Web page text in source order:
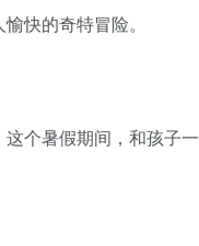
快的奇特冒险。
个暑假期间，和孩子一